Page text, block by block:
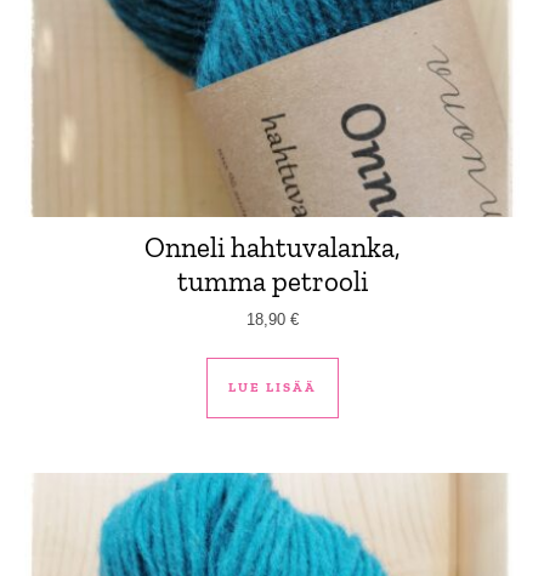
Onneli hahtuvalanka,
tumma petrooli
18,90 €
LUE LISÄÄ